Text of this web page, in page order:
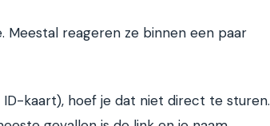
reageren ze binnen een paar
kaart), hoef je dat niet direct te sturen.